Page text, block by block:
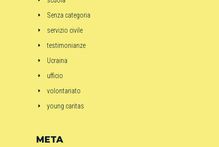
Senza categoria
servizio civile
testimonianze
Ucraina
ufficio
volontariato
young caritas
META